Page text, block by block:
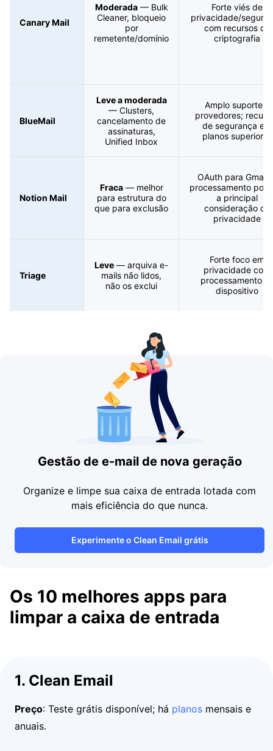
Canary Mail
Moderada— Bulk
Cleaner, bloqueio
por
remetente/domínio
Forte viés de
privacidade/
com recursos de
criptografia
BlueMail
Leve a moderada
— Clusters,
cancelamento de
assinaturas,
Unified Inbox
Amplo suporte a
provedores;
de segurança em
planos superiores
Notion Mail
Fraca— melhor
para estrutura do
que para exclusão
OAuth para Gmail;
processamento por
a principal
consideração de
privacidade
Triage
Leve — arquiva e-
mails não lidos,
não os exclui
Forte foco em
privacidade com
processamento
dispositivo
Gestão de e-mail de nova geração
Organize e limpe sua caixa de entrada lotada com
mais eficiência do que nunca.
Experimente o Clean Email grátis
Os 10 melhores apps para
limpar a caixa de entrada
1. Clean Email
Preço: Teste grátis disponível; há planos mensais e
anuais.